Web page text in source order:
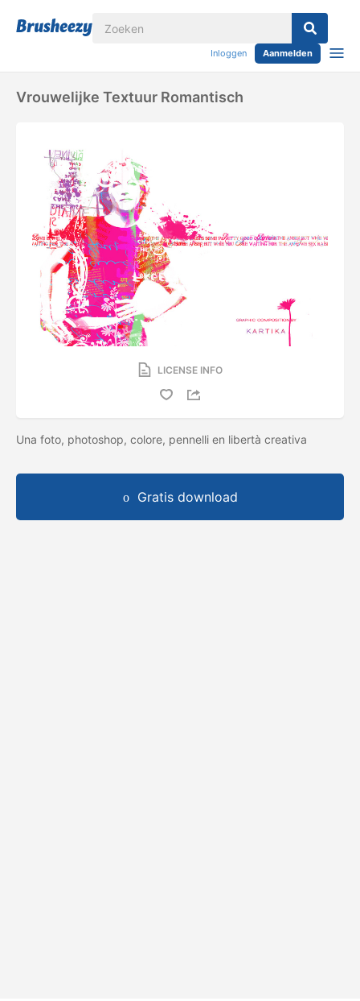
Inloggen Aanmelden
Vrouwelijke Textuur Romantisch
LICENSE INFO
Una foto, photoshop, colore, pennelli en libertà creativa
Gratis download